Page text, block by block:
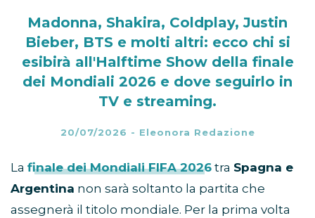
Madonna, Shakira, Coldplay, Justin
Bieber, BTS e molti altri: ecco chi si
esibirà all'Halftime Show della finale
dei Mondiali 2026 e dove seguirlo in
TV e streaming.
20/07/2026 - Eleonora Redazione
La finale dei Mondiali FIFA 2026 tra Spagna e
Argentina non sarà soltanto la partita che
assegnerà il titolo mondiale. Per la prima volta